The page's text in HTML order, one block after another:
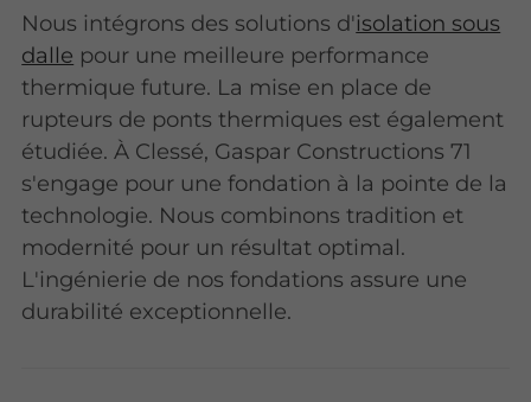
Nous intégrons des solutions d'isolation sous
dalle pour une meilleure performance
thermique future. La mise en place de
rupteurs de ponts thermiques est également
étudiée. À Clessé, Gaspar Constructions 71
s'engage pour une fondation à la pointe de la
technologie. Nous combinons tradition et
modernité pour un résultat optimal.
L'ingénierie de nos fondations assure une
durabilité exceptionnelle.